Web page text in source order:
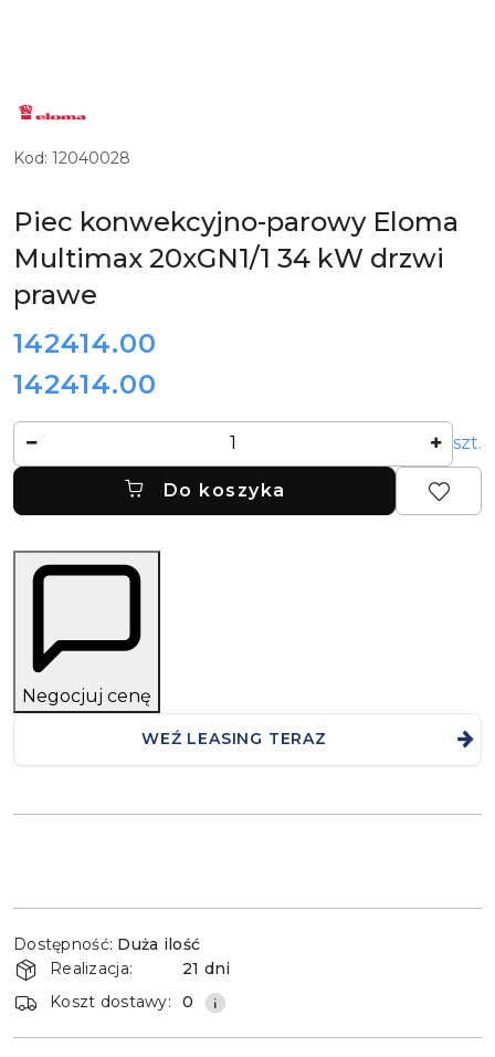
NIEMIECKIEGO
PRODUCENTA
KONWEKCYJNO-
Kod: 12040028
Piec konwekcyjno-parowy Eloma
Multimax 20xGN1/1 34 kW drzwi
prawe
cena:
142414.00
Cena:
142414.00
szt.
Do koszyka
Negocjuj cenę
WEŹ LEASING TERAZ
i
dostawa
Dostępność: Duża ilość
Realizacja:
21 dni
Koszt dostawy:
0